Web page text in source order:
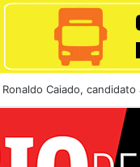
Ronaldo Caiado,